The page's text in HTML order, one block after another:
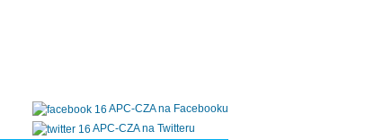
APC-CZA na Facebooku
APC-CZA na Twitteru